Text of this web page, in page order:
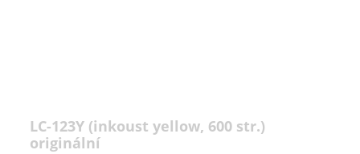
LC-123Y (inkoust yellow, 600 str.)
originální